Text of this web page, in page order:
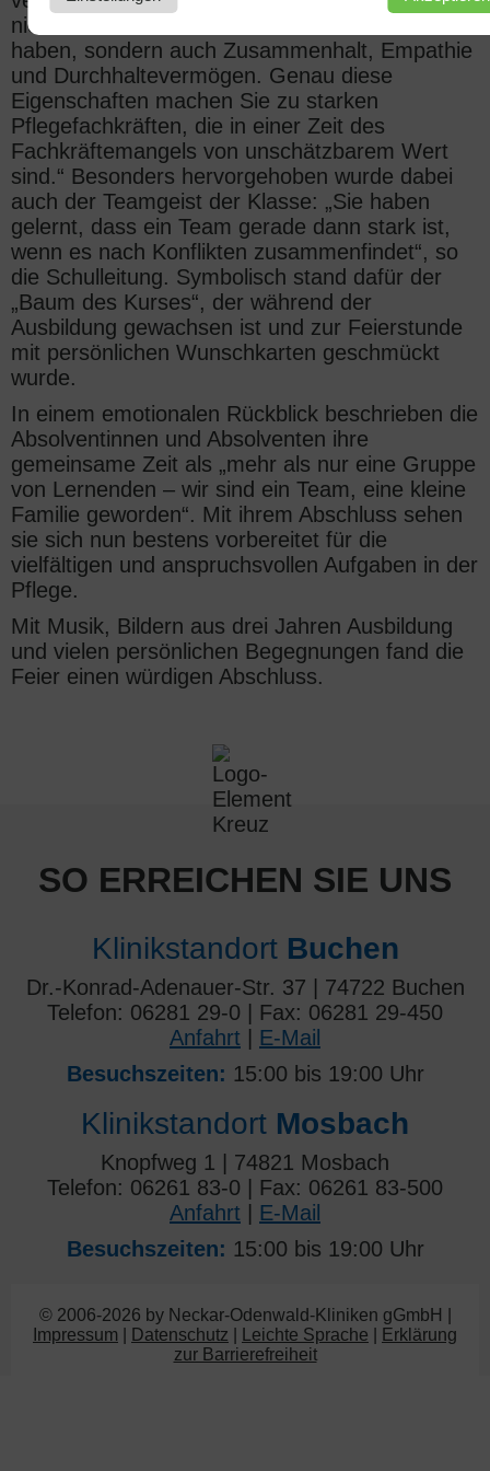
nicht nur Fachwissen und Können erworben
haben, sondern auch Zusammenhalt, Empathie
und Durchhaltevermögen. Genau diese
Eigenschaften machen Sie zu starken
Pflegefachkräften, die in einer Zeit des
Fachkräftemangels von unschätzbarem Wert
sind.“ Besonders hervorgehoben wurde dabei
auch der Teamgeist der Klasse: „Sie haben
gelernt, dass ein Team gerade dann stark ist,
wenn es nach Konflikten zusammenfindet“, so
die Schulleitung. Symbolisch stand dafür der
„Baum des Kurses“, der während der
Ausbildung gewachsen ist und zur Feierstunde
mit persönlichen Wunschkarten geschmückt
wurde.
In einem emotionalen Rückblick beschrieben die
Absolventinnen und Absolventen ihre
gemeinsame Zeit als „mehr als nur eine Gruppe
von Lernenden – wir sind ein Team, eine kleine
Familie geworden“. Mit ihrem Abschluss sehen
sie sich nun bestens vorbereitet für die
vielfältigen und anspruchsvollen Aufgaben in der
Pflege.
Mit Musik, Bildern aus drei Jahren Ausbildung
und vielen persönlichen Begegnungen fand die
Feier einen würdigen Abschluss.
SO ERREICHEN SIE UNS
Klinikstandort Buchen
Dr.-Konrad-Adenauer-Str. 37 | 74722 Buchen
Telefon: 06281 29-0 | Fax: 06281 29-450
Anfahrt
E-Mail
Besuchszeiten: 15:00 bis 19:00 Uhr
Klinikstandort Mosbach
Knopfweg 1 | 74821 Mosbach
Telefon: 06261 83-0 | Fax: 06261 83-500
Anfahrt
E-Mail
Besuchszeiten: 15:00 bis 19:00 Uhr
© 2006-2026 by Neckar-Odenwald-Kliniken gGmbH |
Impressum
Datenschutz Leichte Sprache
Erklärung
zur Barrierefreiheit